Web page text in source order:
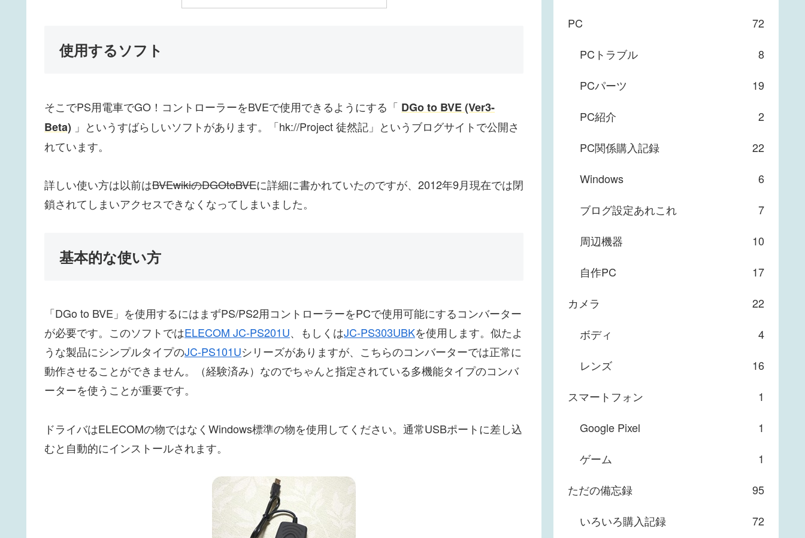
使用するソフト
そこでPS用電車でGO！コントローラーをBVEで使用できるようにする「 DGo to BVE (Ver3-
Beta) 」というすばらしいソフトがあります。「hk://Project 徒然記」というブログサイトで公開さ
れています。
詳しい使い方は以前はBVEwikiのDGOtoBVEに詳細に書かれていたのですが、2012年9月現在では閉
鎖されてしまいアクセスできなくなってしまいました。
基本的な使い方
「DGo to BVE」を使用するにはまずPS/PS2用コントローラーをPCで使用可能にするコンバーター
が必要です。このソフトではELECOM JC-PS201U、もしくはJC-PS303UBKを使用します。似たよ
うな製品にシンプルタイプのJC-PS101Uシリーズがありますが、こちらのコンバーターでは正常に
動作させることができません。（経験済み）なのでちゃんと指定されている多機能タイプのコンバ
ーターを使うことが重要です。
ドライバはELECOMの物ではなくWindows標準の物を使用してください。通常USBポートに差し込
むと自動的にインストールされます。
PC
72
PCトラブル
8
PCパーツ
19
PC紹介
2
PC関係購入記録
22
Windows
6
ブログ設定あれこれ
7
周辺機器
10
自作PC
17
カメラ
22
ボディ
4
レンズ
16
スマートフォン
1
Google Pixel
1
ゲーム
1
ただの備忘録
95
いろいろ購入記録
72